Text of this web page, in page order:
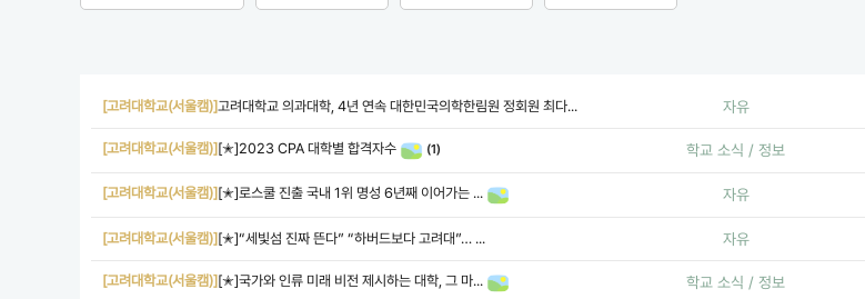
[고려대학교(서울캠)]고려대학교 의과대학, 4년 연속 대한민국의학한림원 정회원 최다... 자유
[고려대학교(서울캠)] [✭]2023 CPA 대학별 합격자수 (1) 학교 소식 / 정보
[고려대학교(서울캠)] [✭]로스쿨 진출 국내 1위 명성 6년째 이어가는 ... 자유
[고려대학교(서울캠)] [✭]“세빛섬 진짜 뜬다” “하버드보다 고려대”… ... 자유
[고려대학교(서울캠)] [✭]국가와 인류 미래 비전 제시하는 대학, 그 마... 학교 소식 / 정보